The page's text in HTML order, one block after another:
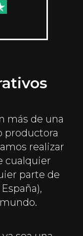
más de una
productora
realizar
cualquier
parte de